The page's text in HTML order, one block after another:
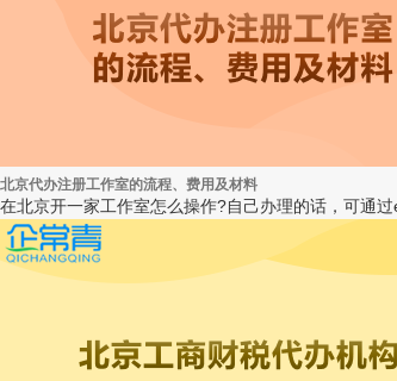
北京代办注册工作室的流程、费用及材料
在北京开一家工作室怎么操作?自己办理的话，可通